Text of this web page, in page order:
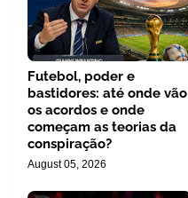
Futebol, poder e
bastidores: até onde vão
os acordos e onde
começam as teorias da
conspiração?
August 05, 2026